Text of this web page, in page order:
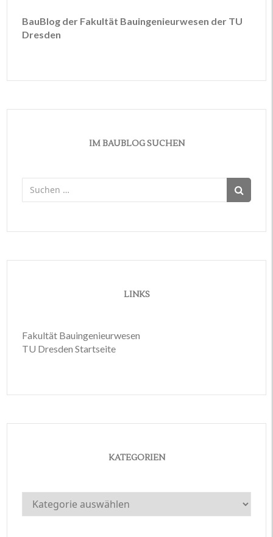
BauBlog der Fakultät Bauingenieurwesen der TU
Dresden
IM BAUBLOG SUCHEN
Suchen
nach:
LINKS
Fakultät Bauingenieurwesen
TU Dresden Startseite
KATEGORIEN
Kategorien